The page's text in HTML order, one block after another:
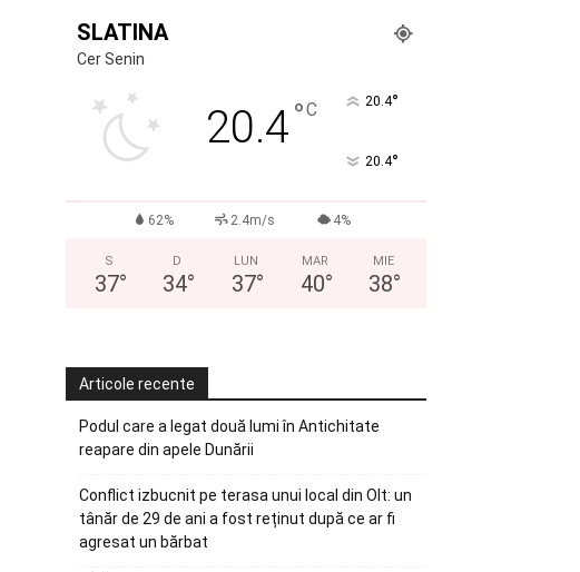
SLATINA
Cer Senin
20.4°C 20.4°
20.4°
62% 2.4m/s 4%
S
37°
D
34°
LUN
37°
MAR
40°
MIE
38°
Articole recente
Podul care a legat două lumi în Antichitate
reapare din apele Dunării
Conflict izbucnit pe terasa unui local din Olt: un
tânăr de 29 de ani a fost reținut după ce ar fi
agresat un bărbat